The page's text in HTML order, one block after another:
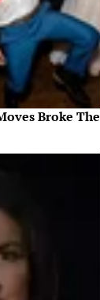
Broke The